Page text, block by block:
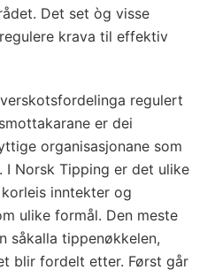
Det set òg visse
krava til effektiv
regulert
er dei
organisasjonane som
Norsk Tipping er det ulike
inntekter og
ulike formål. Den meste
såkalla tippenøkkelen,
blir fordelt etter. Først går